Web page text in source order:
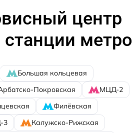
центр
метро
Большая кольцевая
Покровская
МЦД-2
Филёвская
3
Калужско-Рижская